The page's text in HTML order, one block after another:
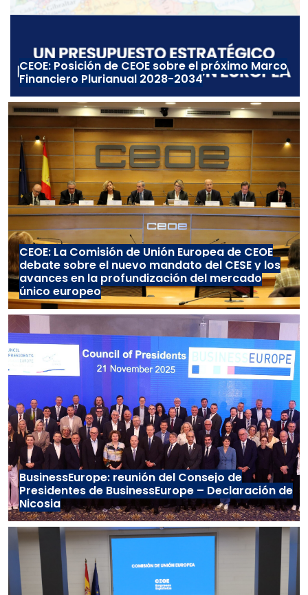
CEOE: Posición de CEOE sobre el próximo Marco
Financiero Plurianual 2028-2034
CEOE: La Comisión de Unión Europea de CEOE
debate sobre el nuevo mandato del CESE y los
avances en la profundización del mercado
único europeo
BusinessEurope: reunión del Consejo de
Presidentes de BusinessEurope – Declaración de
Nicosia